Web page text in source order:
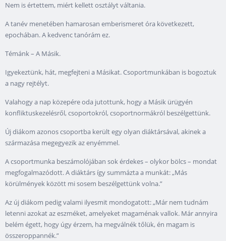
Nem is értettem, miért kellett osztályt váltania.
A tanév menetében hamarosan emberismeret óra következett,
epochában. A kedvenc tanórám ez.
Témánk – A Másik.
Igyekeztünk, hát, megfejteni a Másikat. Csoportmunkában is bogoztuk
a nagy rejtélyt.
Valahogy a nap közepére oda jutottunk, hogy a Másik ürügyén
konfliktuskezelésről, csoportokról, csoportnormákról beszélgettünk.
Új diákom azonos csoportba került egy olyan diáktársával, akinek a
származása megegyezik az enyémmel.
A csoportmunka beszámolójában sok érdekes – olykor bölcs – mondat
megfogalmazódott. A diáktárs így summázta a munkát: „Más
körülmények között mi sosem beszélgettünk volna.”
Az új diákom pedig valami ilyesmit mondogatott: „Már nem tudnám
letenni azokat az eszméket, amelyeket magaménak vallok. Már annyira
belém égett, hogy úgy érzem, ha megválnék tőlük, én magam is
összeroppannék.”